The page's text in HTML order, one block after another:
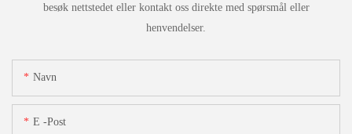
besøk nettstedet eller kontakt oss direkte med spørsmål eller
henvendelser.
Navn
E -post